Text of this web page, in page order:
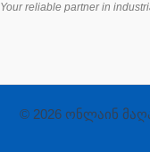
ჰიდრავლიკა და
Your reliable partner in
© 2026 ონლაინ